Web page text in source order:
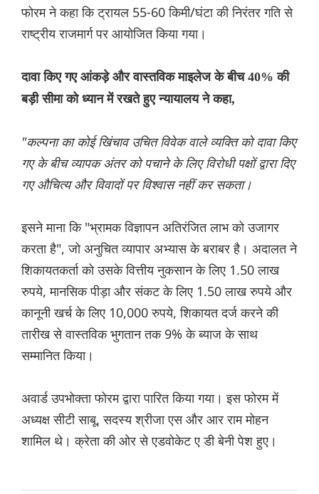
फोरम ने कहा कि ट्रायल 55-60 किमी/घंटा की निरंतर गति से
राष्ट्रीय राजमार्ग पर आयोजित किया गया।
दावा किए गए आंकड़े और वास्तविक माइलेज के बीच 40% की
बड़ी सीमा को ध्यान में रखते हुए न्यायालय ने कहा,
"कल्पना का कोई खिंचाव उचित विवेक वाले व्यक्ति को दावा किए
गए के बीच व्यापक अंतर को पचाने के लिए विरोधी पक्षों द्वारा दिए
गए औचित्य और विवादों पर विश्वास नहीं कर सकता।
इसने माना कि "भ्रामक विज्ञापन अतिरंजित लाभ को उजागर
करता है", जो अनुचित व्यापार अभ्यास के बराबर है। अदालत ने
शिकायतकर्ता को उसके वित्तीय नुकसान के लिए 1.50 लाख
रुपये, मानसिक पीड़ा और संकट के लिए 1.50 लाख रुपये और
कानूनी खर्च के लिए 10,000 रुपये, शिकायत दर्ज करने की
तारीख से वास्तविक भुगतान तक 9% के ब्याज के साथ
सम्मानित किया।
अवार्ड उपभोक्ता फोरम द्वारा पारित किया गया। इस फोरम में
अध्यक्ष सीटी साबू, सदस्य श्रीजा एस और आर राम मोहन
शामिल थे। क्रेता की ओर से एडवोकेट ए डी बेनी पेश हुए।